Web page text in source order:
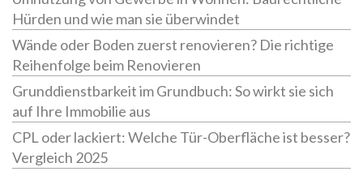
Hürden und wie man sie überwindet
Wände oder Boden zuerst renovieren? Die richtige
Reihenfolge beim Renovieren
Grunddienstbarkeit im Grundbuch: So wirkt sie sich
auf Ihre Immobilie aus
CPL oder lackiert: Welche Tür-Oberfläche ist besser?
Vergleich 2025